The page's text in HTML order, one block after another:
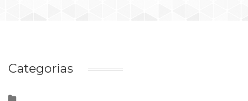
Categorias